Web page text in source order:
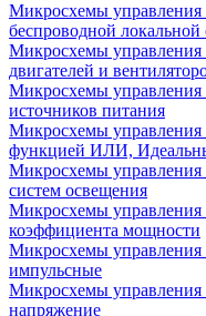
Микросхемы управления
беспроводной локальной
Микросхемы управления
двигателей и
Микросхемы управления
источников питания
Микросхемы управления
функцией ИЛИ,
Микросхемы управления
систем освещения
Микросхемы управления
коэффициента мощности
Микросхемы
импульсные
Микросхемы управления
напряжение